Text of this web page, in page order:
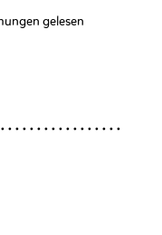
gelesen